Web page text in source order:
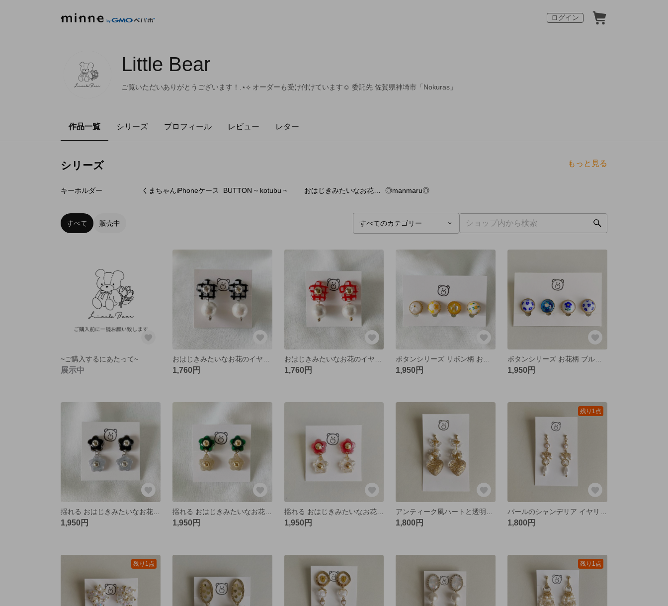
ログイン
Little Bear
ご覧いただいありがとうございます！.⋆⟡ オーダーも受け付けています☺︎ 委託先 佐賀県神埼市「Nokuras」
作品一覧 シリーズ プロフィール レビュー レター
シリーズ もっと見る
キーホルダー くまちゃんiPhoneケース BUTTON ~ kotubu ~ おはじきみたいなお花シリーズ ◎manmaru◎
すべて 販売中
~ご購入するにあたって~
展示中 1,760円 1,760円 1,950円 1,950円
1,950円
揺れる おはじきみたいなお花のイヤリング/ピアス 緑
1,950円
揺れる おはじきみたいなお花イヤリング/ピアス 赤
1,950円 1,800円
残り1点
1,800円
残り1点 残り1点